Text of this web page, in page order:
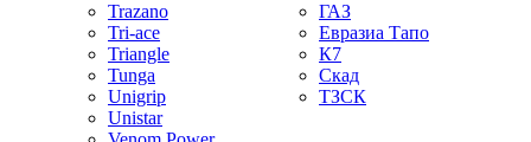
Trazano
Tri-ace
Triangle
Tunga
Unigrip
Unistar
ГАЗ
Евразиа Тапо
К7
Скад
ТЗСК